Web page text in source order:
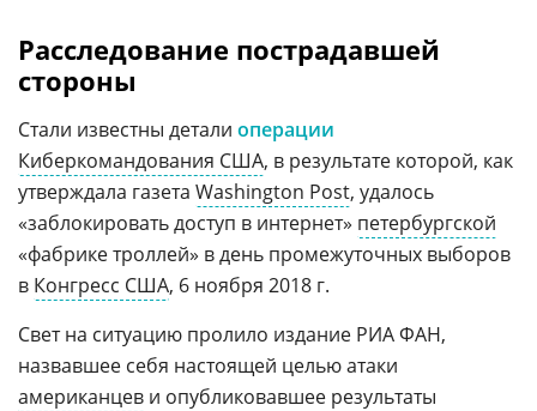
Расследование пострадавшей
стороны
Стали известны детали операции
Киберкомандования США, в результате которой, как
утверждала газета Washington Post, удалось
«заблокировать доступ в интернет» петербургской
«фабрике троллей» в день промежуточных выборов
в Конгресс США, 6 ноября 2018 г.
Свет на ситуацию пролило издание РИА ФАН,
назвавшее себя настоящей целью атаки
американцев и опубликовавшее результаты